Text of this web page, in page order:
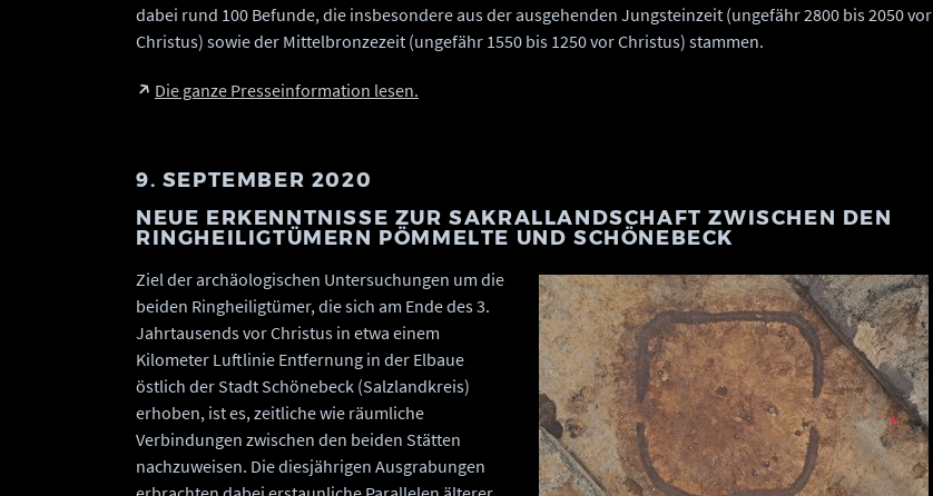
dabei rund 100 Befunde, die insbesondere aus der ausgehenden Jungsteinzeit (ungefähr 2800 bis 2050 vor
Christus) sowie der Mittelbronzezeit (ungefähr 1550 bis 1250 vor Christus) stammen.
Die ganze Presseinformation lesen.
9. SEPTEMBER 2020
NEUE ERKENNTNISSE ZUR SAKRALLANDSCHAFT ZWISCHEN DEN
RINGHEILIGTÜMERN PÖMMELTE UND SCHÖNEBECK
Ziel der archäologischen Untersuchungen um die
beiden Ringheiligtümer, die sich am Ende des 3.
Jahrtausends vor Christus in etwa einem
Kilometer Luftlinie Entfernung in der Elbaue
östlich der Stadt Schönebeck (Salzlandkreis)
erhoben, ist es, zeitliche wie räumliche
Verbindungen zwischen den beiden Stätten
nachzuweisen. Die diesjährigen Ausgrabungen